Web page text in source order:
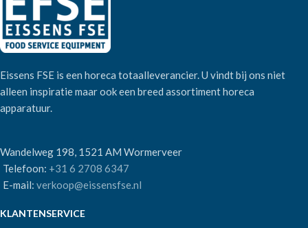
Eissens FSE is een horeca totaalleverancier. U vindt bij ons niet
alleen inspiratie maar ook een breed assortiment horeca
apparatuur.
Wandelweg 198, 1521 AM Wormerveer
Telefoon: +31 6 2708 6347
E-mail: verkoop@eissensfse.nl
KLANTENSERVICE